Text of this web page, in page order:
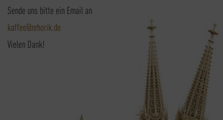
Sende uns bitte ein Email an
kaffee@rehorik.de
Vielen Dank!